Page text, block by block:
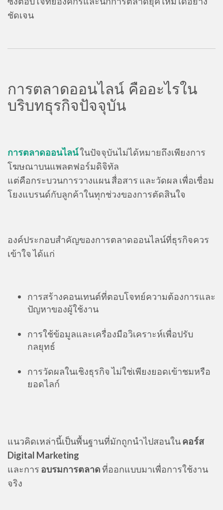
ชัดเจน
การตลาดออนไลน์ คืออะไรใน
บริบทธุรกิจปัจจุบัน
การตลาดออนไลน์ในปัจจุบันไม่ได้หมายถึงเพียงการ
โฆษณาบนแพลตฟอร์มดิจิทัล
แต่คือกระบวนการวางแผน สื่อสาร และวัดผล เพื่อเชื่อม
โยงแบรนด์กับลูกค้าในทุกช่วงของการตัดสินใจ
องค์ประกอบสำคัญของการตลาดออนไลน์ที่ธุรกิจควร
เข้าใจ ได้แก่
การสร้างคอนเทนต์ที่ตอบโจทย์ความต้องการและ
ปัญหาของผู้ใช้งาน
การใช้ข้อมูลและเครื่องมือวิเคราะห์เพื่อปรับ
กลยุทธ์
การวัดผลในเชิงธุรกิจ ไม่ใช่เพียงยอดเข้าชมหรือ
ยอดไลก์
แนวคิดเหล่านี้เป็นพื้นฐานที่มักถูกนำไปสอนในคอร์ส
Digital Marketing
และการ อบรมการตลาดที่ออกแบบมาเพื่อการใช้งาน
จริง